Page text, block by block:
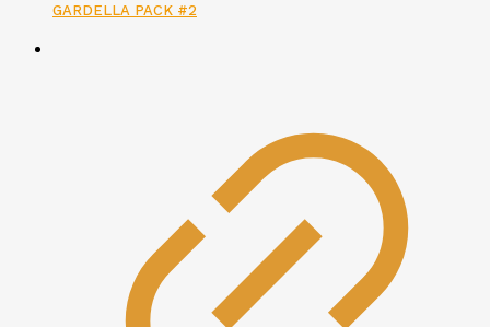
GARDELLA PACK #2